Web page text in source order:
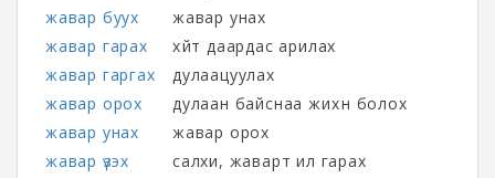
жавар буух
жавар унах
жавар гарах
хүйт даардас арилах
жавар гаргах
дулаацуулах
жавар орох
дулаан байснаа жихүүн болох
жавар унах
жавар орох
жавар үзэх
салхи, жаварт ил гарах